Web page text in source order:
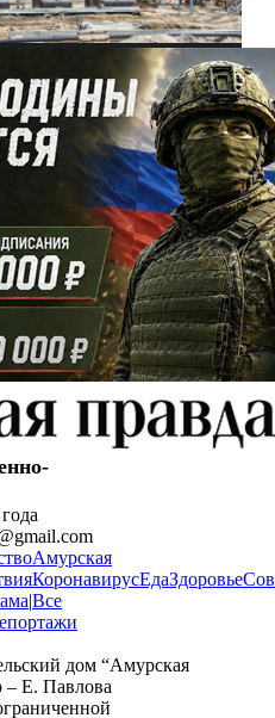
Амурская
КоронавирусЕдаЗдоровье
|Все
дом “Амурская
– Е. Павлова